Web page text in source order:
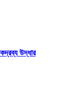
উদ্ধার